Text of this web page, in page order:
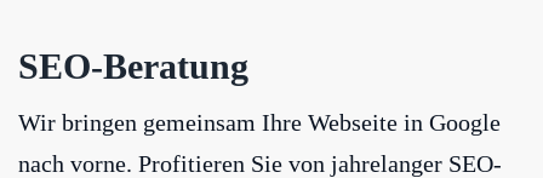
SEO-Beratung
Wir bringen gemeinsam Ihre Webseite in Google
nach vorne. Profitieren Sie von jahrelanger SEO-